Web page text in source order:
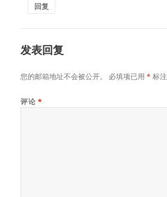
回复
发表回复
您的邮箱地址不会被公开。 必填项已用* 标注
评论 *